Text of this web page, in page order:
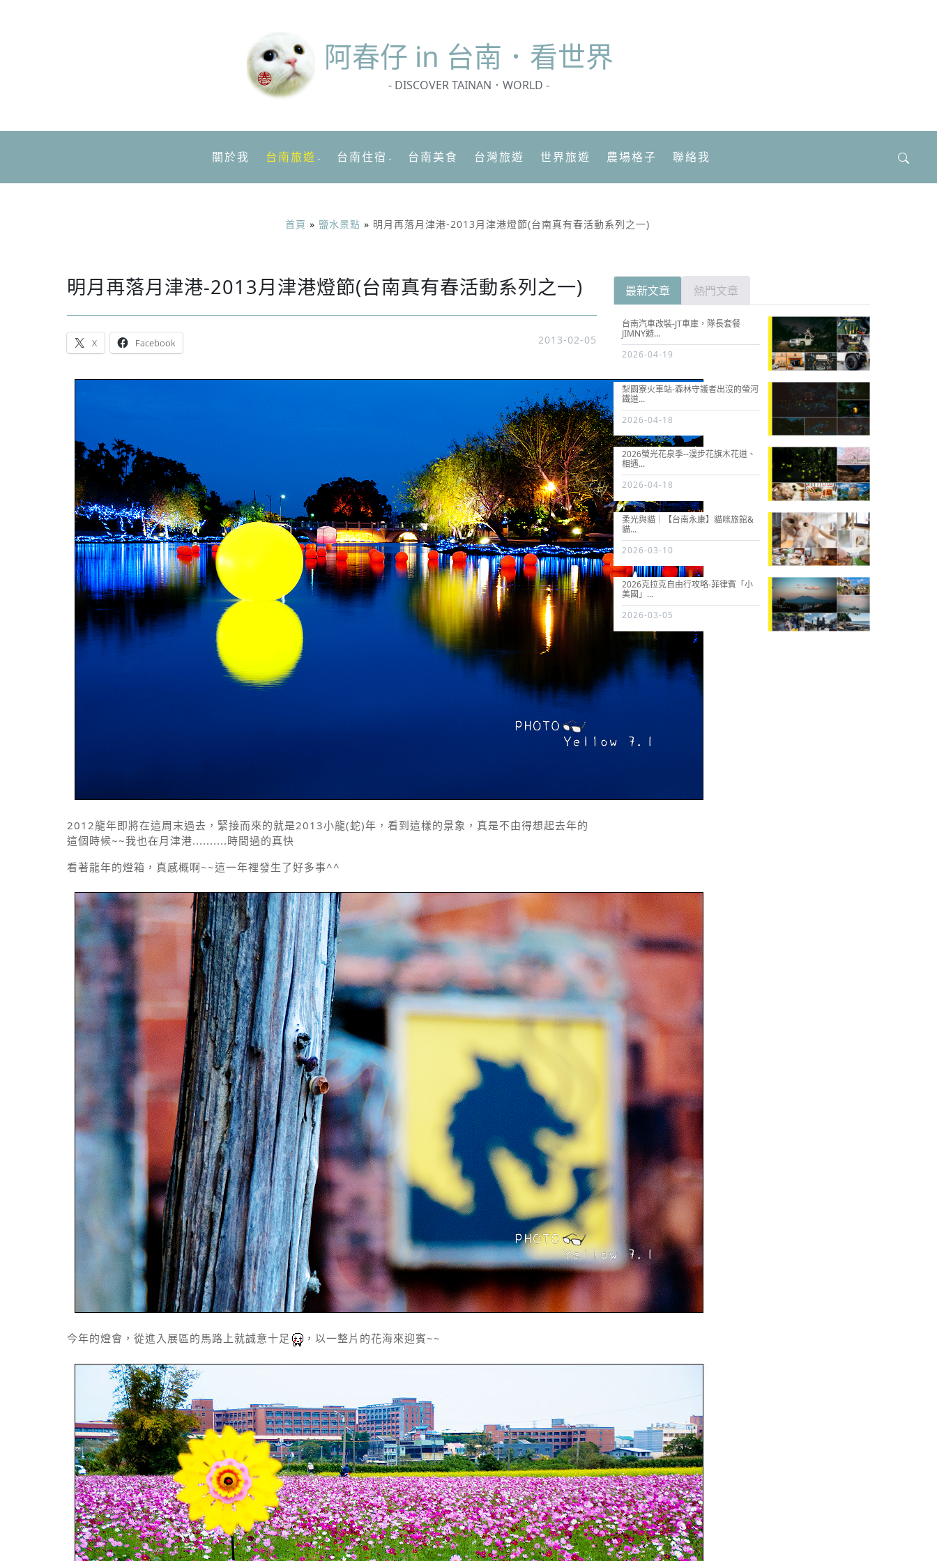
阿春仔 in 台南．看世界
- DISCOVER TAINAN．WORLD -
關於我 台南旅遊 台南住宿 台南美食 台灣旅遊 世界旅遊 農場格子 聯絡我
尋
首頁 » 鹽水景點 » 明月再落月津港-2013月津港燈節(台南真有春活動系列之一)
明月再落月津港-2013月津港燈節(台南真有春活動系列之一)
X Facebook 2013-02-05
2012龍年即將在這周末過去，緊接而來的就是2013小龍(蛇)年，看到這樣的景象，真是不由得想起去年的
這個時候~~我也在月津港..........時間過的真快
看著龍年的燈箱，真感概啊~~這一年裡發生了好多事^^
今年的燈會，從進入展區的馬路上就誠意十足 ，以一整片的花海來迎賓~~
最新文章 熱門文章
台南汽車改裝-JT車庫，隊長套餐
JIMNY避...
2026-04-19
梨園寮火車站-森林守護者出沒的螢河
鐵道...
2026-04-18
2026螢光花泉季--漫步花旗木花道、
相遇...
2026-04-18
柔光與貓｜【台南永康】貓咪旅館&
貓...
2026-03-10
2026克拉克自由行攻略-菲律賓「小
美國」...
2026-03-05